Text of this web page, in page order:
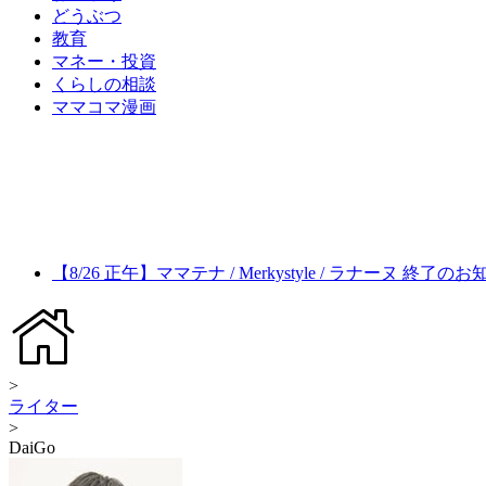
どうぶつ
教育
マネー・投資
くらしの相談
ママコマ漫画
【8/26 正午】ママテナ / Merkystyle / ラナーヌ 終了のお
>
ライター
>
DaiGo